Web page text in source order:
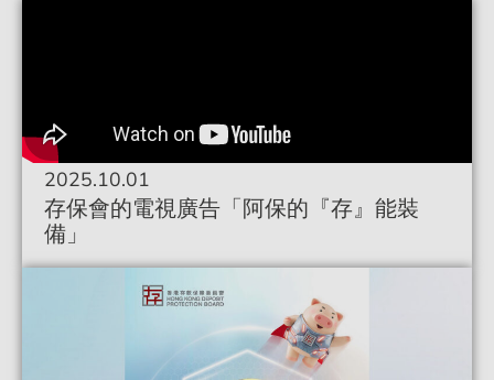
2025.10.01
存保會的電視廣告「阿保的『存』能裝
備」